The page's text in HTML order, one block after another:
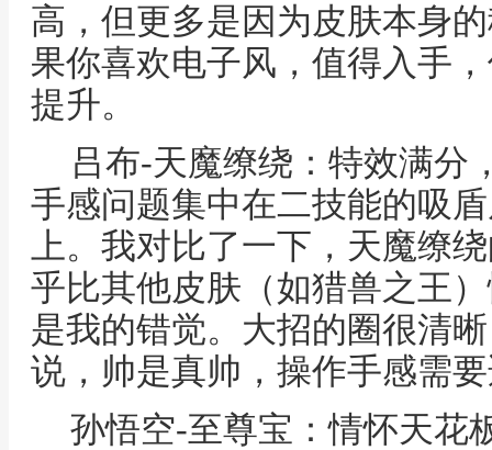
高，但更多是因为皮肤本身
果你喜欢电子风，值得入手
提升。
吕布-天魔缭绕：特效满分
手感问题集中在二技能的吸
上。我对比了一下，天魔缭
乎比其他皮肤（如猎兽之王
是我的错觉。大招的圈很清
说，帅是真帅，操作手感需
孙悟空-至尊宝：情怀天花